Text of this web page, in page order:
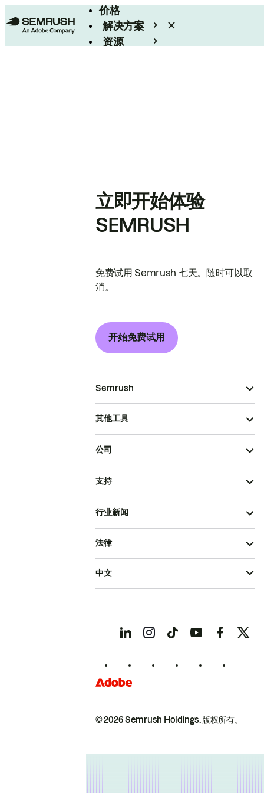
价格
解决方案
资源
立即开始体验
SEMRUSH
免费试用 Semrush 七天。随时可以取
消。
开始免费试用
Semrush
其他工具
公司
支持
行业新闻
© 2026 Semrush Holdings.版权所有。
法律
中文